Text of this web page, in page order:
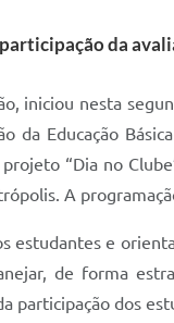
da
iniciou nesta
da Educação
“Dia no
A
estudantes e
de forma
participação dos